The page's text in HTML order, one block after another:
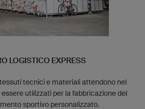
LOGISTICO EXPRESS
tecnici e materiali attendono nel
utilizzati per la fabbricazione del
sportivo personalizzato.